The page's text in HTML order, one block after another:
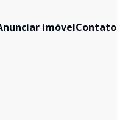
imóvelContato